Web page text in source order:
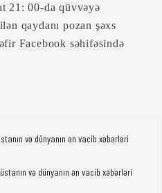
21: 00-da qüvvəyə
qaydanı pozan şəxs
Facebook səhifəsində
və dünyanın ən vacib xəbərləri
və dünyanın ən vacib xəbərləri